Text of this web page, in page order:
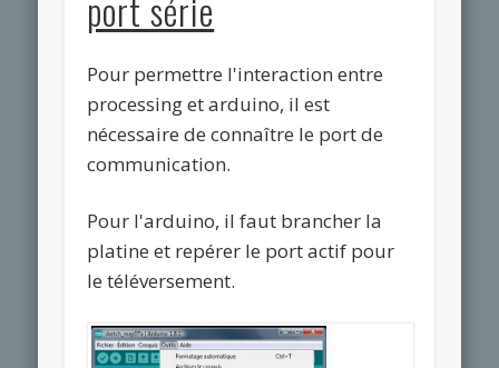
port série
Pour permettre l'interaction entre
processing et arduino, il est
nécessaire de connaître le port de
communication.
Pour l'arduino, il faut brancher la
platine et repérer le port actif pour
le téléversement.